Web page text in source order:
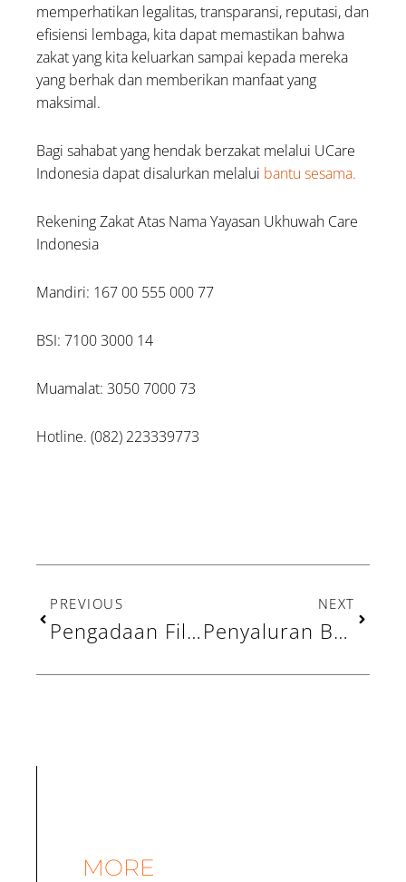
memperhatikan legalitas, transparansi, reputasi, dan
efisiensi lembaga, kita dapat memastikan bahwa
zakat yang kita keluarkan sampai kepada mereka
yang berhak dan memberikan manfaat yang
maksimal.
Bagi sahabat yang hendak berzakat melalui UCare
Indonesia dapat disalurkan melalui bantu sesama.
Rekening Zakat Atas Nama Yayasan Ukhuwah Care
Indonesia
Mandiri: 167 00 555 000 77
BSI: 7100 3000 14
Muamalat: 3050 7000 73
Hotline. (082) 223339773
PREVIOUS
Pengadaan Filter Air Siap Minum di Pantai Mekar Muara Gembong: Solusi Air Bersih bagi Warga Pesisir
NEXT
Penyaluran Bantuan Alat Kesehatan dan Susu untuk Kebutuhan Devan
MORE